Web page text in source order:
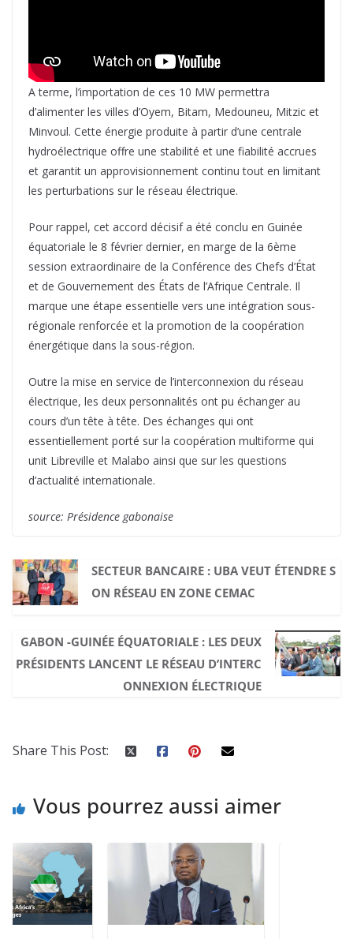
A terme, l’importation de ces 10 MW permettra
d’alimenter les villes d’Oyem, Bitam, Medouneu, Mitzic et
Minvoul. Cette énergie produite à partir d’une centrale
hydroélectrique offre une stabilité et une fiabilité accrues
et garantit un approvisionnement continu tout en limitant
les perturbations sur le réseau électrique.
Pour rappel, cet accord décisif a été conclu en Guinée
équatoriale le 8 février dernier, en marge de la 6ème
session extraordinaire de la Conférence des Chefs d’État
et de Gouvernement des États de l’Afrique Centrale. Il
marque une étape essentielle vers une intégration sous-
régionale renforcée et la promotion de la coopération
énergétique dans la sous-région.
Outre la mise en service de l’interconnexion du réseau
électrique, les deux personnalités ont pu échanger au
cours d’un tête à tête. Des échanges qui ont
essentiellement porté sur la coopération multiforme qui
unit Libreville et Malabo ainsi que sur les questions
d’actualité internationale.
source: Présidence gabonaise
SECTEUR BANCAIRE : UBA VEUT ÉTENDRE S
ON RÉSEAU EN ZONE CEMAC
GABON -GUINÉE ÉQUATORIALE : LES DEUX
PRÉSIDENTS LANCENT LE RÉSEAU D’INTERC
ONNEXION ÉLECTRIQUE
Share This Post:
Vous pourrez aussi aimer